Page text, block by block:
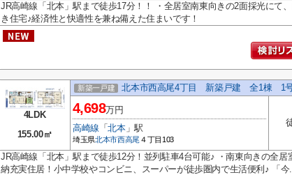
JR高崎線「北本」駅まで徒歩17分！！ ・全居室南東向きの2面採光にて
き住宅♪経済性と快適性を兼ね備えた住まいです！
4LDK
155.00㎡
新築一戸建 北本市西高尾4丁目 新築戸建 全1棟 1
4,698万円
高崎線 「北本」駅
埼玉県北本市西高尾 ４丁目103
JR高崎線「北本」駅まで徒歩12分！並列駐車4台可能♪ ・南東向きの全
納充実住居！小中学校やコンビニ、スーパーが徒歩圏内で生活便利♪ 「今